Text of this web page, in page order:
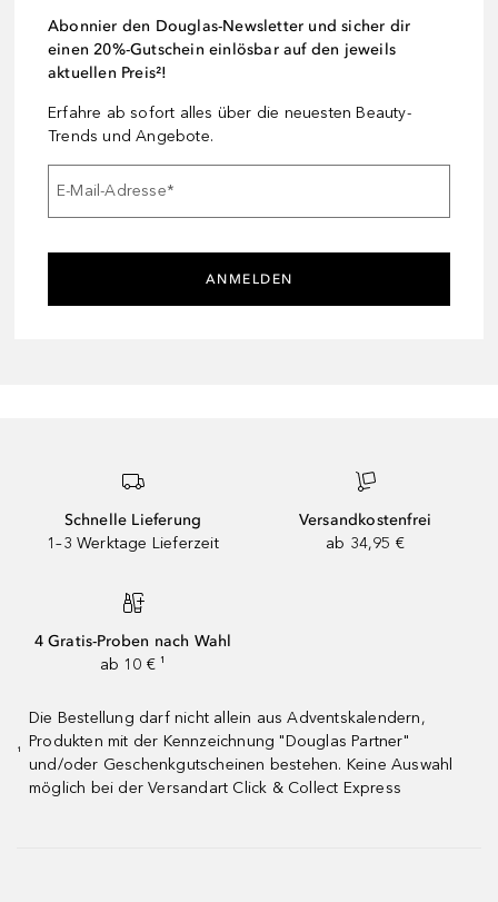
Abonnier den Douglas-Newsletter und sicher dir
einen 20%-Gutschein einlösbar auf den jeweils
aktuellen Preis²!
Erfahre ab sofort alles über die neuesten Beauty-
Trends und Angebote.
E-Mail-Adresse*
ANMELDEN
Schnelle Lieferung
1–3 Werktage Lieferzeit
Versandkostenfrei
ab 34,95 €
4 Gratis-Proben nach Wahl
ab 10 € ¹
¹
Die Bestellung darf nicht allein aus Adventskalendern,
Produkten mit der Kennzeichnung "Douglas Partner"
und/oder Geschenkgutscheinen bestehen. Keine Auswahl
möglich bei der Versandart Click & Collect Express